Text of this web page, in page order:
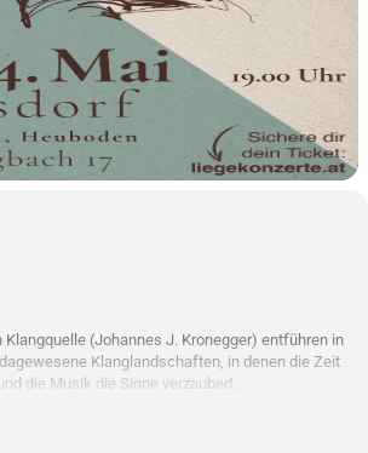
Klangquelle (Johannes J. Kronegger) entführen in
Klanglandschaften, in denen die Zeit
die Musik die Sinne verzaubert.
und tief in ihre Welt eintauchen.